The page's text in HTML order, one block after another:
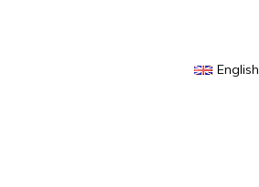
English